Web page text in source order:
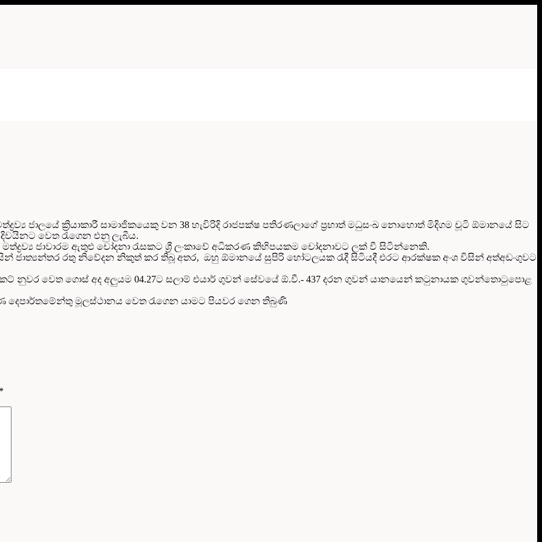
ජාලයේ ක්‍රියාකාරී සාමාජිකයෙකු වන 38 හැවිරිදි රාජපක්ෂ පතිරණලාගේ ප්‍රභාත් මධුසංඛ නොහොත් මිදිගම චූටි ඕමානයේ සිට
වෙත රැගෙන එනු ලැබීය.
ජාවාරම ඇතුළු චෝදනා රැසකට ශ්‍රී ලංකාවේ අධිකරණ කිහිපයකම චෝදනාවට ලක් වී සිටින්නෙකි.
ජාත්‍යන්තර රතු නිවේදන නිකුත් කර තිබූ අතර, ඔහු ඕමානයේ සුපිරි හෝටලයක රැදී සිටියදී එරට ආරක්ෂක අංශ විසින් අත්අඩංගුවට
නුවර වෙත ගොස් අද අලුයම 04.27ට සලාම් එයාර් ගුවන් සේවයේ ඕ.වී.- 437 දරන ගුවන් යානයෙන් කටුනායක ගුවන්තොටුපොළ
මූලස්ථානය වෙත රැගෙන යාමට පියවර ගෙන තිබුණි
*